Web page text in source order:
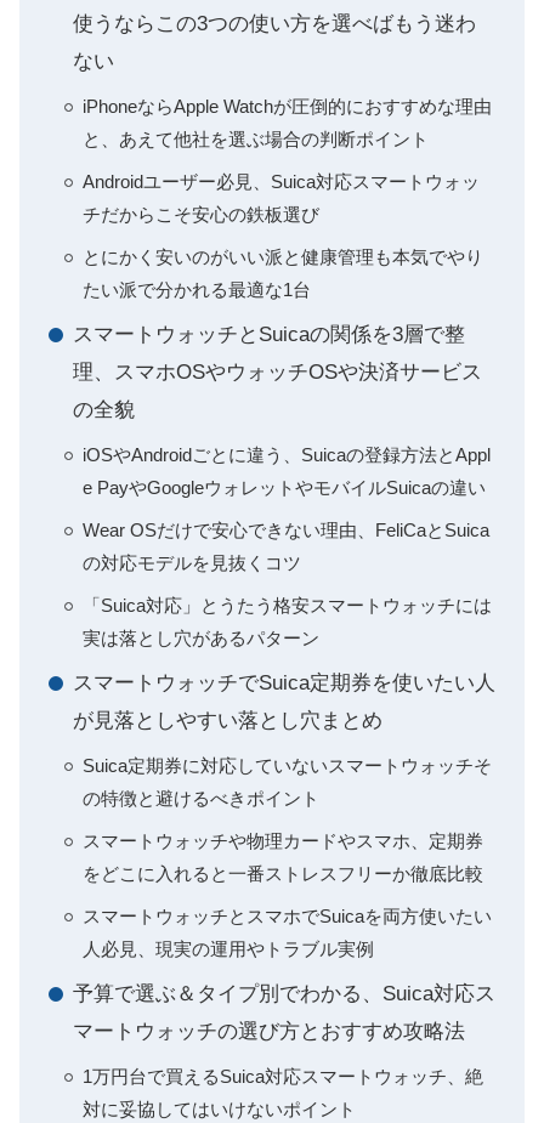
使うならこの3つの使い方を選べばもう迷わ
ない
iPhoneならApple Watchが圧倒的におすすめな理由
と、あえて他社を選ぶ場合の判断ポイント
Androidユーザー必見、Suica対応スマートウォッ
チだからこそ安心の鉄板選び
とにかく安いのがいい派と健康管理も本気でやり
たい派で分かれる最適な1台
スマートウォッチとSuicaの関係を3層で整
理、スマホOSやウォッチOSや決済サービス
の全貌
iOSやAndroidごとに違う、Suicaの登録方法とAppl
e PayやGoogleウォレットやモバイルSuicaの違い
Wear OSだけで安心できない理由、FeliCaとSuica
の対応モデルを見抜くコツ
「Suica対応」とうたう格安スマートウォッチには
実は落とし穴があるパターン
スマートウォッチでSuica定期券を使いたい人
が見落としやすい落とし穴まとめ
Suica定期券に対応していないスマートウォッチそ
の特徴と避けるべきポイント
スマートウォッチや物理カードやスマホ、定期券
をどこに入れると一番ストレスフリーか徹底比較
スマートウォッチとスマホでSuicaを両方使いたい
人必見、現実の運用やトラブル実例
予算で選ぶ＆タイプ別でわかる、Suica対応ス
マートウォッチの選び方とおすすめ攻略法
1万円台で買えるSuica対応スマートウォッチ、絶
対に妥協してはいけないポイント